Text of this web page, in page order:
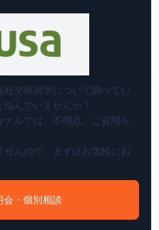
校交換留学について調べてい
んでいませんか？
ナルでは、不明点、ご質問を
せんので、まずはお気軽にお
会・個別相談